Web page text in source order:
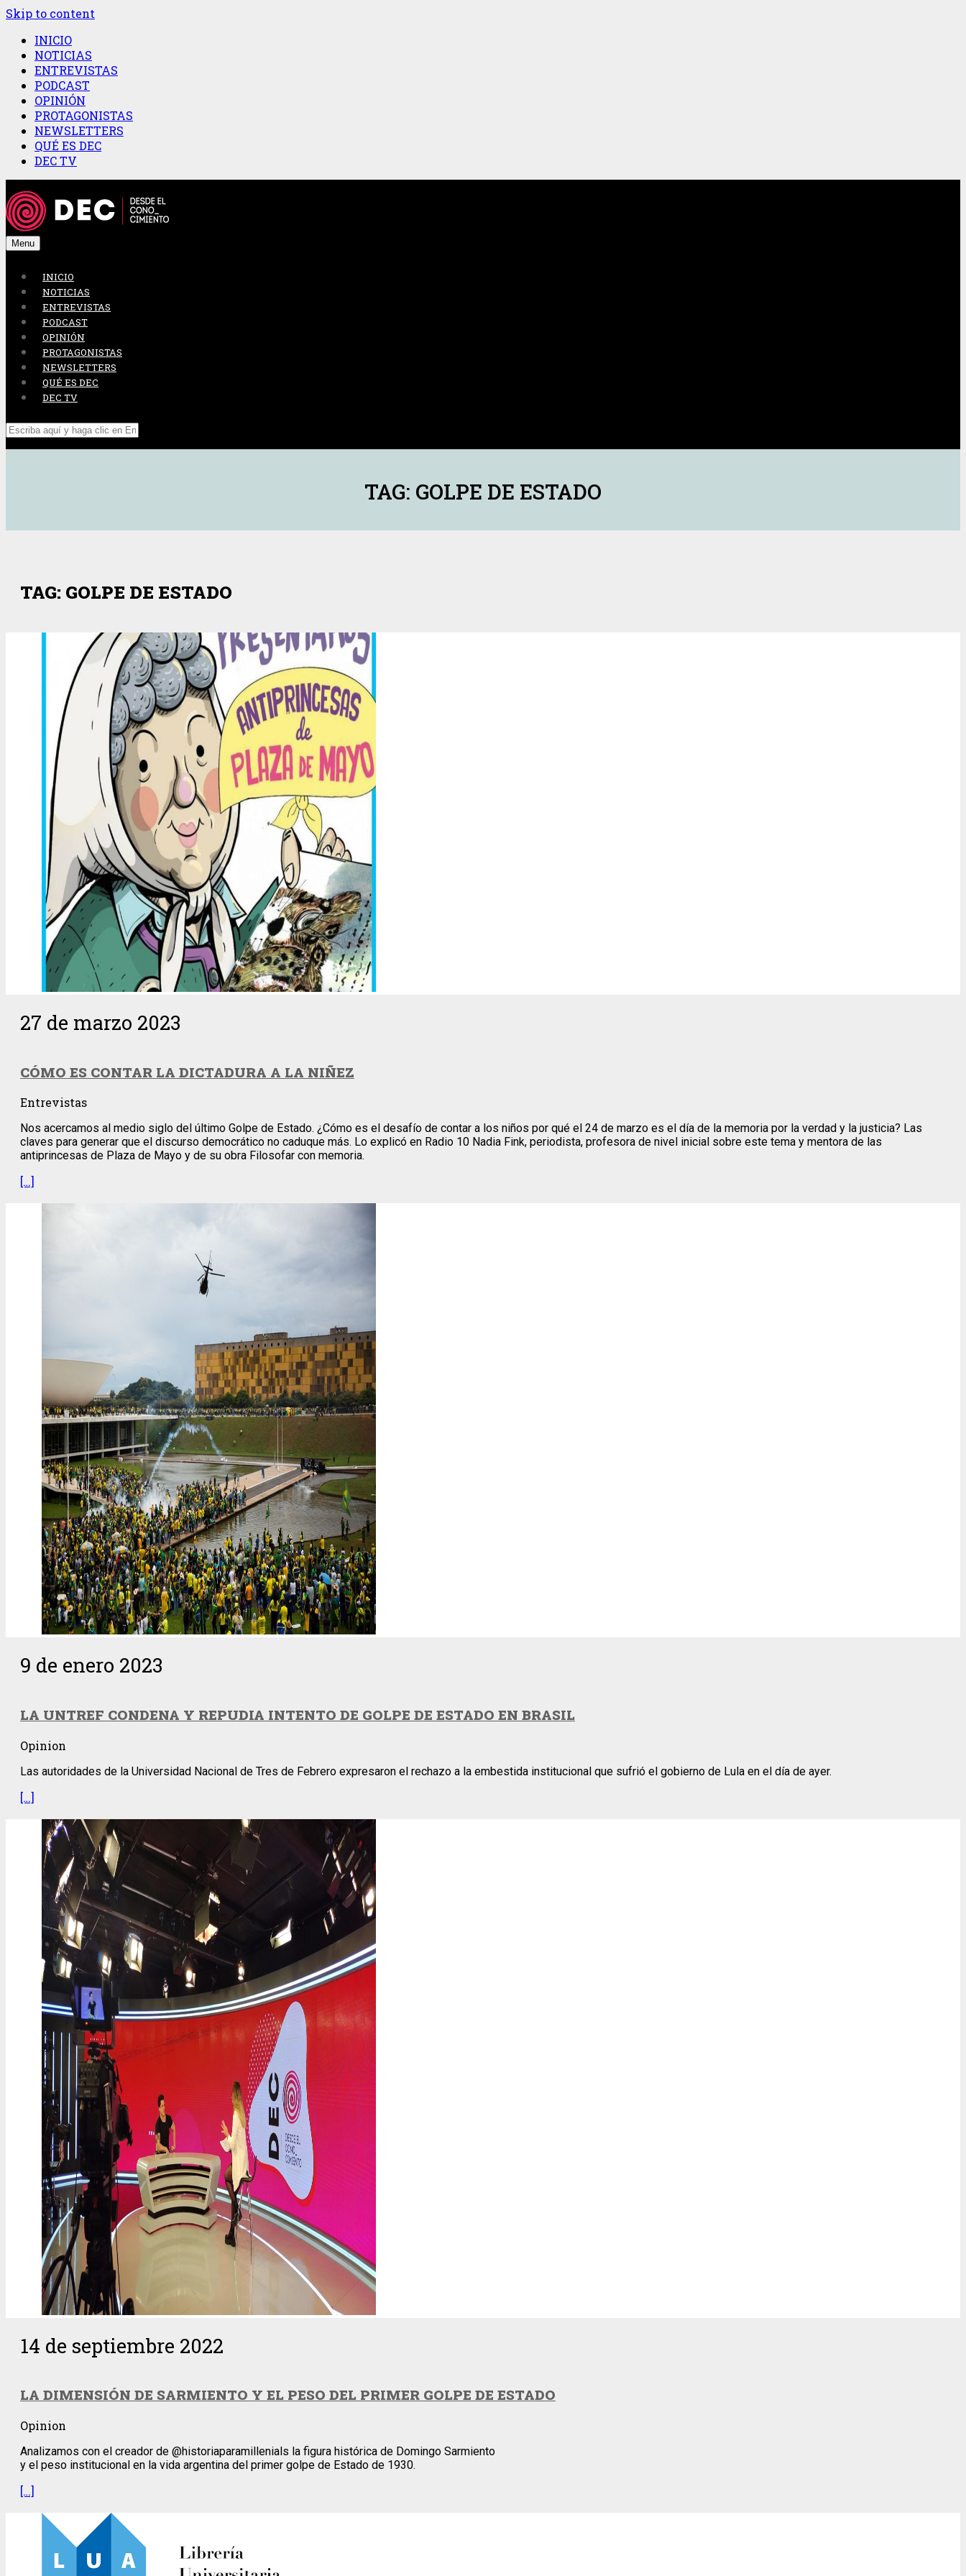
Skip to content
INICIO
NOTICIAS
ENTREVISTAS
PODCAST
OPINIÓN
PROTAGONISTAS
NEWSLETTERS
QUÉ ES DEC
DEC TV
Menu
INICIO
NOTICIAS
ENTREVISTAS
PODCAST
OPINIÓN
PROTAGONISTAS
NEWSLETTERS
QUÉ ES DEC
DEC TV
TAG: GOLPE DE ESTADO
TAG: GOLPE DE ESTADO
27 de marzo 2023
CÓMO ES CONTAR LA DICTADURA A LA NIÑEZ
Entrevistas
Nos acercamos al medio siglo del último Golpe de Estado. ¿Cómo es el desafío de contar a los niños por qué el 24 de marzo es el día de la memoria por la verdad y la justicia? Las
claves para generar que el discurso democrático no caduque más. Lo explicó en Radio 10 Nadia Fink, periodista, profesora de nivel inicial sobre este tema y mentora de las
antiprincesas de Plaza de Mayo y de su obra Filosofar con memoria.
[…]
9 de enero 2023
LA UNTREF CONDENA Y REPUDIA INTENTO DE GOLPE DE ESTADO EN BRASIL
Opinion
Las autoridades de la Universidad Nacional de Tres de Febrero expresaron el rechazo a la embestida institucional que sufrió el gobierno de Lula en el día de ayer.
[…]
14 de septiembre 2022
LA DIMENSIÓN DE SARMIENTO Y EL PESO DEL PRIMER GOLPE DE ESTADO
Opinion
Analizamos con el creador de @historiaparamillenials la figura histórica de Domingo Sarmiento
y el peso institucional en la vida argentina del primer golpe de Estado de 1930.
[…]